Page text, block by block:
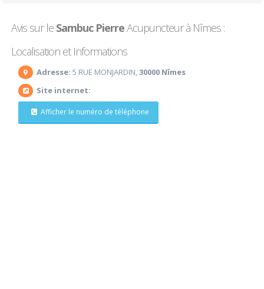
Avis sur le Sambuc PierreAcupuncteur à Nîmes :
Localisation et Informations
Adresse: 5 RUE MONJARDIN,30000 Nîmes
Site internet:
Afficher le numéro de téléphone